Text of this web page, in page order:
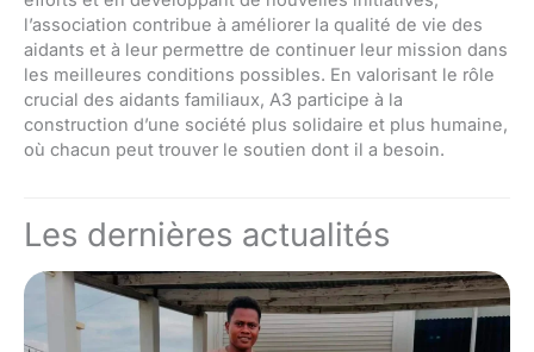
l’association contribue à améliorer la qualité de vie des
aidants et à leur permettre de continuer leur mission dans
les meilleures conditions possibles. En valorisant le rôle
crucial des aidants familiaux, A3 participe à la
construction d’une société plus solidaire et plus humaine,
où chacun peut trouver le soutien dont il a besoin.
Les dernières actualités